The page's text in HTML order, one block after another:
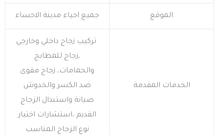
الموقع جميع احياء مدينة الاحساء
الخدمات المقدمة
تركيب زجاج داخلي وخارجي
،زجاج للمطابخ
والحمامات، زجاج مقوى
ضد الكسر والخدوش
صيانة واستبدال الزجاج
القديم ،استشارات اختيار
نوع الزجاج المناسب